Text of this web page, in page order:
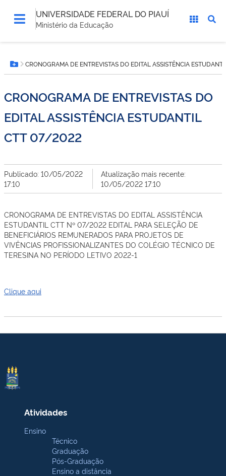
UNIVERSIDADE FEDERAL DO PIAUÍ
Ministério da Educação
está
aqui:Botão Menu
CRONOGRAMA DE ENTREVISTAS DO EDITAL ASSISTÊNCIA
CRONOGRAMA DE ENTREVISTAS DO
EDITAL ASSISTÊNCIA ESTUDANTIL
CTT 07/2022
Publicado: 10/05/2022
17:10
Atualização mais recente:
10/05/2022 17:10
CRONOGRAMA DE ENTREVISTAS DO EDITAL ASSISTÊNCIA
ESTUDANTIL CTT Nº 07/2022 EDITAL PARA SELEÇÃO DE
BENEFICIÁRIOS REMUNERADOS PARA PROJETOS DE
VIVÊNCIAS PROFISSIONALIZANTES DO COLÉGIO TÉCNICO DE
TERESINA NO PERÍODO LETIVO 2022-1
Clique aqui
Atividades
Ensino
Técnico
Graduação
Pós-Graduação
Ensino a distância